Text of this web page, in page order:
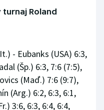
Roland
- Eubanks (USA) 6:3,
(Šp.) 6:3, 7:6 (7:5),
(Maď.) 7:6 (9:7),
(Arg.) 6:2, 6:3, 6:1,
3:6, 6:3, 6:4, 6:4,